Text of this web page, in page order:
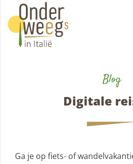
Blog
Digitale
Ga je op fiets- of